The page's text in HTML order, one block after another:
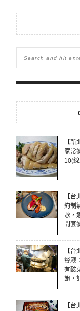
【
家常
10(
【
約制
歌，
間套
【
餐廳
有酸
飽，
【